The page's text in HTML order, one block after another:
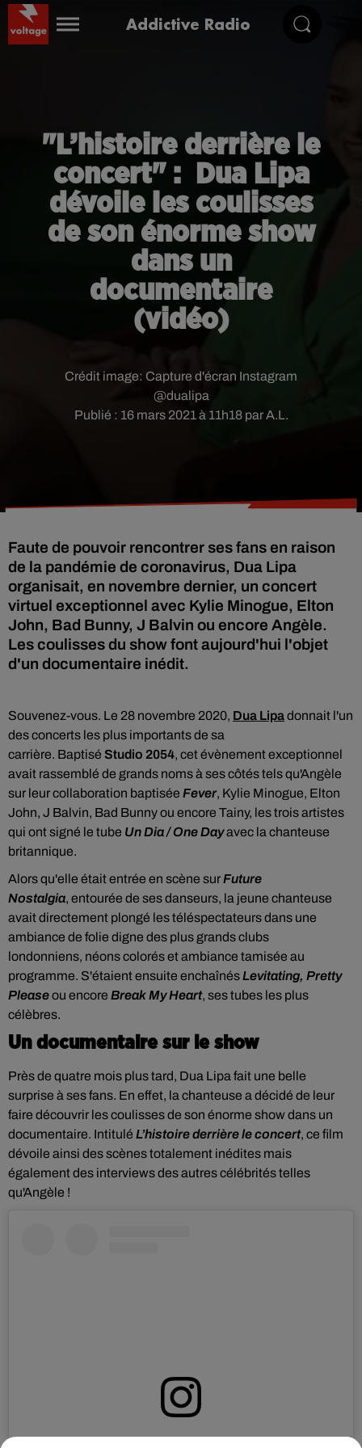
Addictive Radio
"L’histoire derrière le
concert" : Dua Lipa
dévoile les coulisses
de son énorme show
dans un
documentaire
(vidéo)
Publié : 16 mars 2021 à 11h18 par A.L.
Crédit image: Capture d'écran Instagram
@dualipa
Faute de pouvoir rencontrer ses fans en raison
de la pandémie de coronavirus, Dua Lipa
organisait, en novembre dernier, un concert
virtuel exceptionnel avec Kylie Minogue, Elton
John, Bad Bunny, J Balvin ou encore Angèle.
Les coulisses du show font aujourd'hui l'objet
d'un documentaire inédit.
Souvenez-vous. Le 28 novembre 2020, Dua Lipadonnait l'un
des concerts les plus importants de sa
carrière. Baptisé Studio 2054, cet évènement exceptionnel
avait rassemblé de grands noms à ses côtés tels qu'Angèle
sur leur collaboration baptisée Fever, Kylie Minogue, Elton
John, J Balvin, Bad Bunny ou encore Tainy, les trois artistes
qui ont signé le tube Un Dia / One Dayavec la chanteuse
britannique.
Alors qu'elle était entrée en scène surFuture
Nostalgia, entourée de ses danseurs, la jeune chanteuse
avait directement plongé les téléspectateurs dans une
ambiance de folie digne des plus grands clubs
londonniens, néons colorés et ambiance tamisée au
programme. S'étaient ensuite enchaînésLevitating, Pretty
Pleaseou encore Break My Heart, ses tubes les plus
célèbres.
Un documentaire sur le show
Près de quatre mois plus tard, Dua Lipa fait une belle
surprise à ses fans. En effet, la chanteuse a décidé de leur
faire découvrir les coulisses de son énorme show dans un
documentaire. Intitulé L’histoire derrière le concert, ce film
dévoile ainsi des scènes totalement inédites mais
également des interviews des autres célébrités telles
qu'Angèle !
Voir cette publication sur Instagram